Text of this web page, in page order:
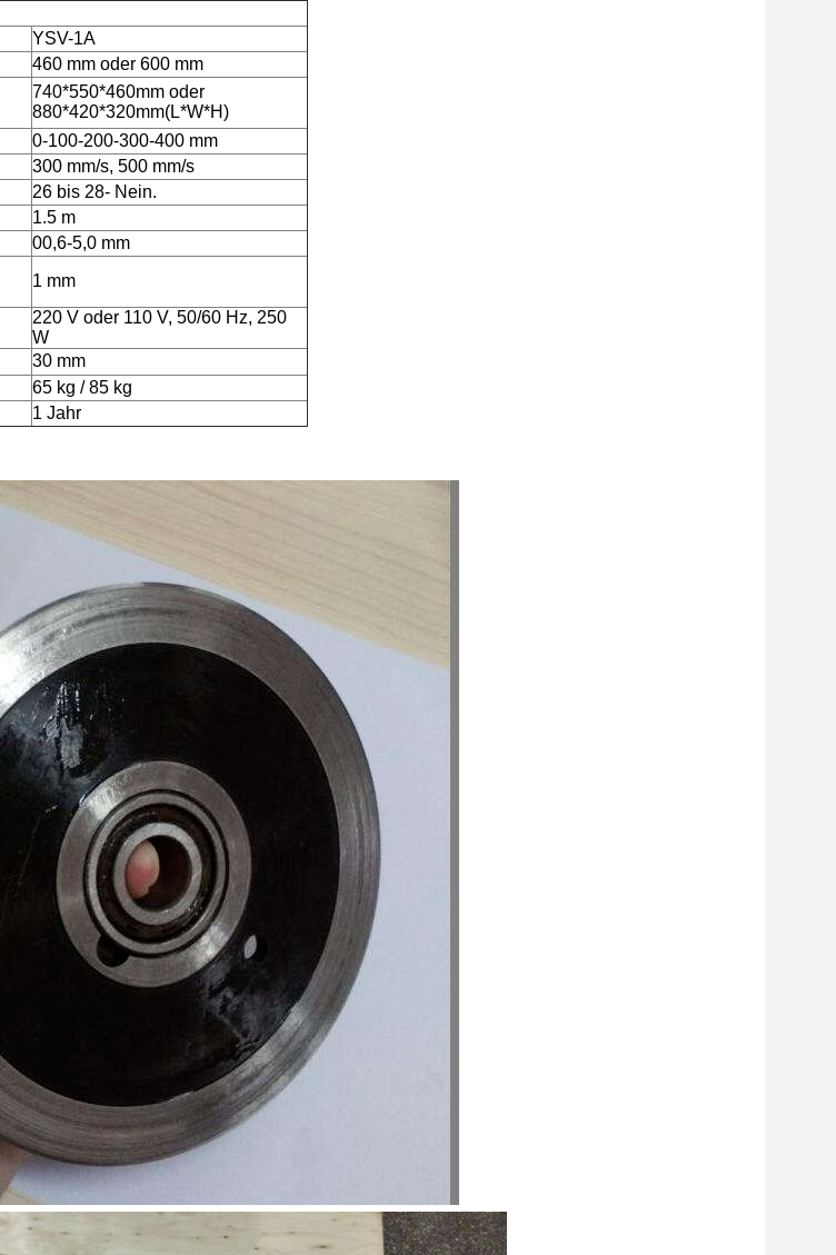
YSV-1A
460 mm oder 600 mm
740*550*460mm oder
880*420*320mm(L*W*H)
0-100-200-300-400 mm
300 mm/s, 500 mm/s
26 bis 28- Nein.
1.5 m
00,6-5,0 mm
1 mm
220 V oder 110 V, 50/60 Hz, 250
W
30 mm
65 kg / 85 kg
1 Jahr